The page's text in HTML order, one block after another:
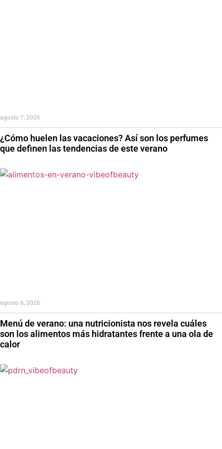
¿Cómo huelen las vacaciones? Así son los perfumes
que definen las tendencias de este verano
agosto 7, 2026
Menú de verano: una nutricionista nos revela cuáles
son los alimentos más hidratantes frente a una ola de
calor
agosto 6, 2026